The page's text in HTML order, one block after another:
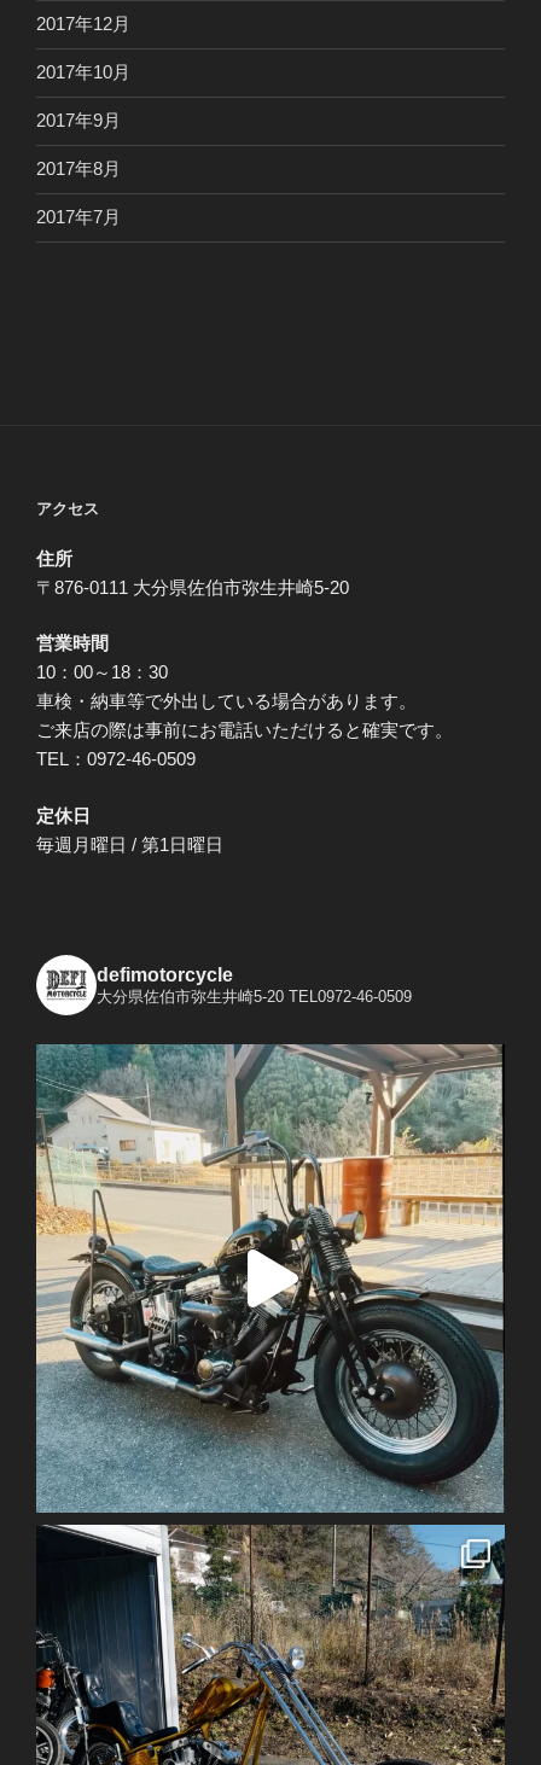
2017年12月
2017年10月
2017年9月
2017年8月
2017年7月
アクセス
住所
〒876-0111 大分県佐伯市弥生井崎5-20
営業時間
10：00～18：30
車検・納車等で外出している場合があります。
ご来店の際は事前にお電話いただけると確実です。
TEL：0972-46-0509
定休日
毎週月曜日 / 第1日曜日
defimotorcycle
大分県佐伯市弥生井崎5-20 TEL0972-46-0509